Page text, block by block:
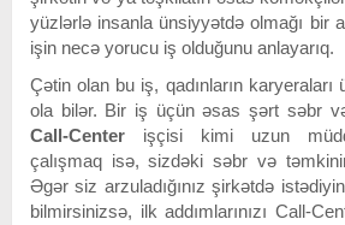
yüzlərlə insanla ünsiyyətdə olmağı bir
işin necə yorucu iş olduğunu anlayarıq.
Çətin olan bu iş, qadınların karyeraları
ola bilər. Bir iş üçün əsas şərt səbr və
Call-Center işçisi kimi uzun
çalışmaq isə, sizdəki səbr və
Əgər siz arzuladığınız şirkətdə
bilmirsinizsə, ilk addımlarınızı Call-